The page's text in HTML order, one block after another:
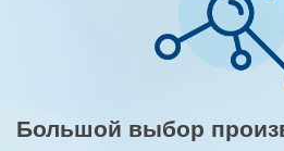
Большой выбор